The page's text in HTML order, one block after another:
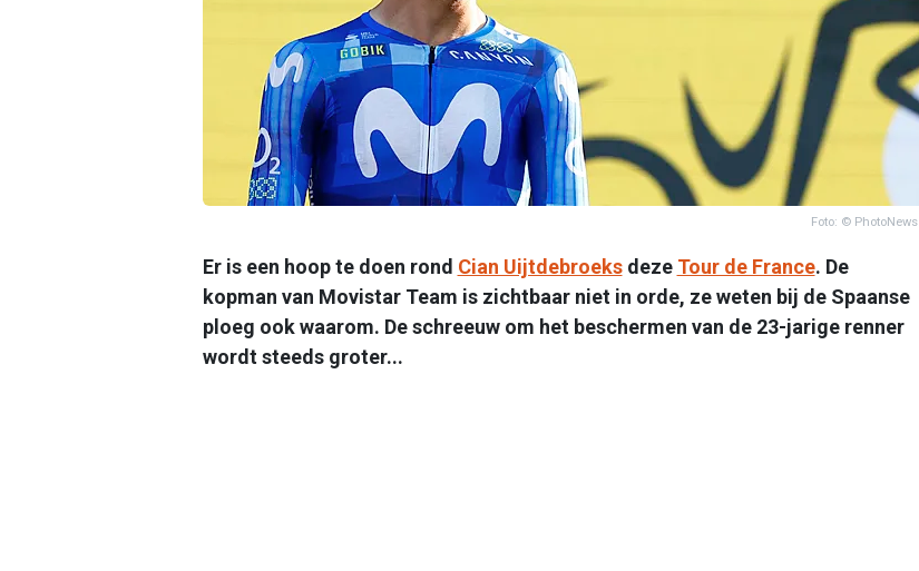
Foto: © PhotoNews
Er is een hoop te doen rond Cian Uijtdebroeksdeze Tour de France. De
kopman van Movistar Team is zichtbaar niet in orde, ze weten bij de Spaanse
ploeg ook waarom. De schreeuw om het beschermen van de 23-jarige renner
wordt steeds groter...